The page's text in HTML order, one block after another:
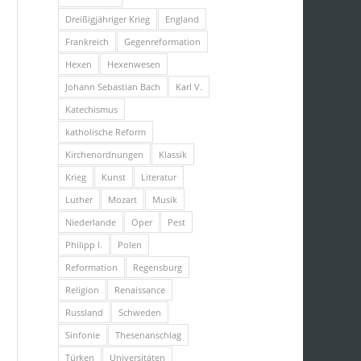
Dreißigjähriger Krieg
England
Frankreich
Gegenreformation
Hexen
Hexenwesen
Johann Sebastian Bach
Karl V.
Katechismus
katholische Reform
Kirchenordnungen
Klassik
Krieg
Kunst
Literatur
Luther
Mozart
Musik
Niederlande
Oper
Pest
Philipp I.
Polen
Reformation
Regensburg
Religion
Renaissance
Russland
Schweden
Sinfonie
Thesenanschlag
Türken
Universitäten